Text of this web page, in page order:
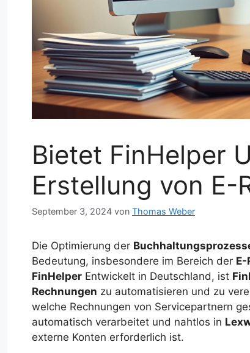
Bietet FinHelper
Erstellung von E-
September 3, 2024 von Thomas Weber
Die Optimierung der
Bedeutung, insbesondere im Bereich der E-
FinHelper Entwickelt in Deutschland, ist
Rechnungen zu automatisieren und zu
welche Rechnungen von Servicepartnern
automatisch verarbeitet und nahtlos in
externe Konten erforderlich ist.